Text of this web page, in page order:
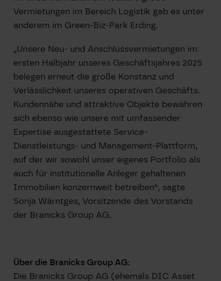
Vermietungen im Bereich Logistik gab es unter
anderem im Green-Biz-Park Erding.
„Unsere Neu- und Anschlussvermietungen im
ersten Halbjahr unseres Geschäftsjahres 2025
belegen erneut die große Konstanz und
Verlässlichkeit unseres operativen Geschäfts.
Kundennähe und attraktive Objekte bewähren
sich ebenso wie unsere mit umfassender
Expertise ausgestattete Service-
Dienstleistungs- und Management-Plattform,
auf der wir sowohl unser eigenes Portfolio als
auch für institutionelle Anleger gehaltenen
Immobilien konzernweit betreiben“, sagte
Sonja Wärntges, Vorsitzende des Vorstands
der Branicks Group AG.
Über die Branicks Group AG:
Die Branicks Group AG (ehemals DIC Asset